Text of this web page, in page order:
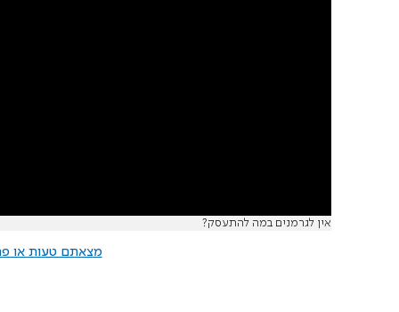
אין לגרמנים במה להתעסק?
מצאתם טעות או